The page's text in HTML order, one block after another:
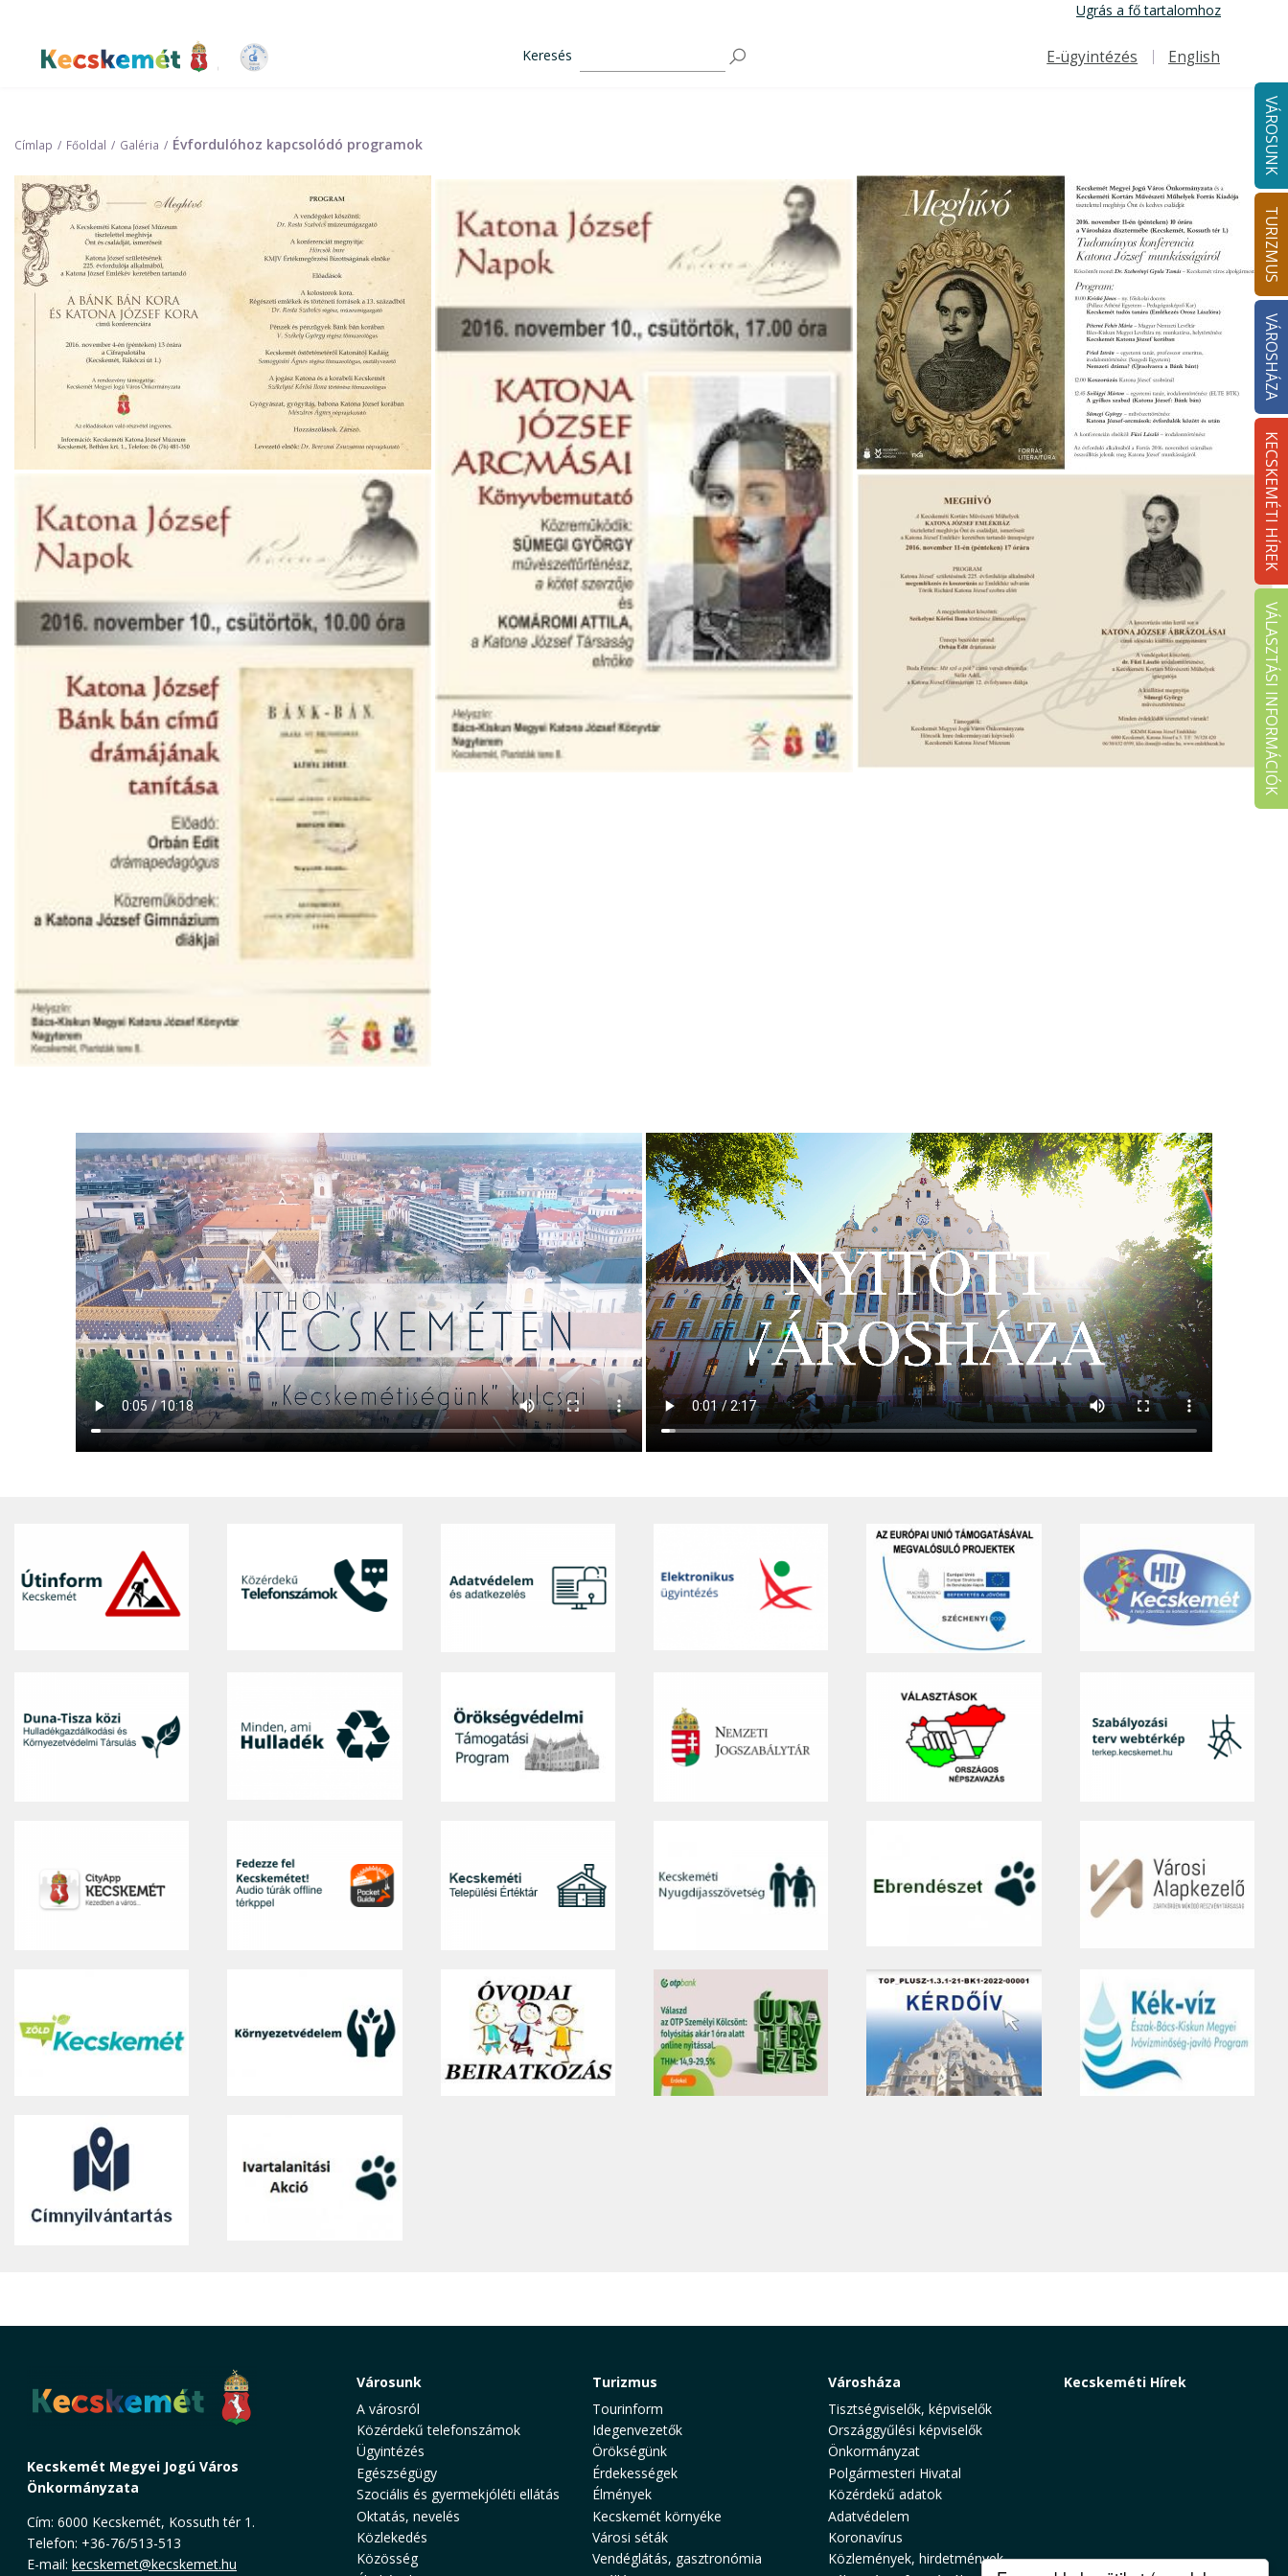
tartalomra
Ugrás a fő tartalomhoz
Kecskemét Város Honlapja
Keresés
Felső navigáció
E-ügyintézés English
VÁROSUNK
TURIZMUS
VÁROSHÁZA
KECSKEMÉTI HÍREK
VÁLASZTÁSI INFORMÁCIÓK
Címlap Főoldal Galéria Évfordulóhoz kapcsolódó programok
Kecskemét Megyei Jogú Város
Önkormányzata
Cím: 6000 Kecskemét, Kossuth tér 1.
Telefon: +36-76/513-513
E-mail: kecskemet@kecskemet.hu
Városunk
A városról
Közérdekű telefonszámok
Ügyintézés
Egészségügy
Szociális és gyermekjóléti ellátás
Oktatás, nevelés
Közlekedés
Közösség
Turizmus
Tourinform
Idegenvezetők
Örökségünk
Érdekességek
Élmények
Kecskemét környéke
Városi séták
Vendéglátás, gasztronómia
Városháza
Tisztségviselők, képviselők
Országgyűlési képviselők
Önkormányzat
Polgármesteri Hivatal
Közérdekű adatok
Adatvédelem
Koronavírus
Közlemények, hirdetmények
Kecskeméti Hírek